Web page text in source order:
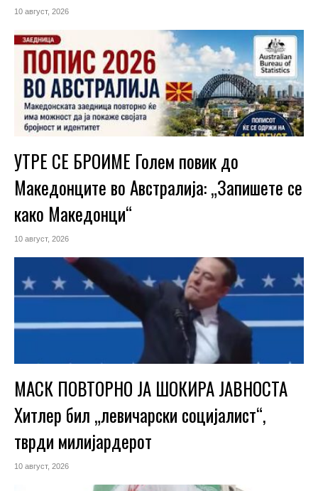
10 август, 2026
УТРЕ СЕ БРОИМЕ Голем повик до
Македонците во Австралија: „Запишете се
како Македонци“
10 август, 2026
МАСК ПОВТОРНО ЈА ШОКИРА ЈАВНОСТА
Хитлер бил „левичарски социјалист“,
тврди милијардерот
10 август, 2026